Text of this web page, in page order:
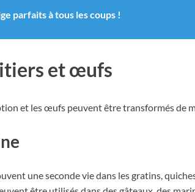
parfaits à tous les coups !
et œufs
et les œufs peuvent être transformés de
une seconde vie dans les gratins,